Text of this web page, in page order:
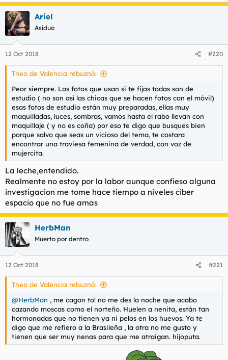
Ariel
Asiduo
12 Oct 2018 #220
Theo de Valencia rebuznó:
Peor siempre. Las fotos que usan si te fijas todas son de
estudio ( no son así las chicas que se hacen fotos con el móvil)
esas fotos de estudio están muy preparadas, ellas muy
maquilladas, luces, sombras, vamos hasta el rabo llevan con
maquillaje ( y no es coña) por eso te digo que busques bien
porque salvo que seas un vicioso del tema, te costara
encontrar una traviesa femenina de verdad, con voz de
mujercita.
La leche,entendido.
Realmente no estoy por la labor aunque confieso alguna
investigacion me tome hace tiempo a niveles ciber
espacio que no fue amas
HerbMan
Muerto por dentro
12 Oct 2018 #221
Theo de Valencia rebuznó:
@HerbMan , me cagon to! no me des la noche que acabo
cazando moscas como el norteño. Huelen a nenita, están tan
hormonadas que no tienen ya ni pelos en los huevos. Ya te
digo que me refiero a la Brasileña , la otra no me gusto y
tienen que ser muy nenas para que me atraigan. hijoputa.